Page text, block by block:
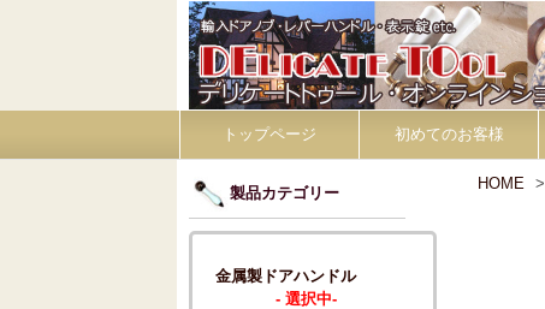
トップページ 初めてのお客様
HOME
製品カテゴリー
金属製ドアハンドル
- 選択中-